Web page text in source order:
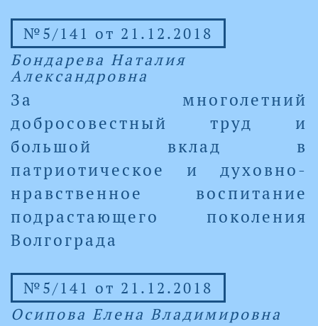
№5/141 от 21.12.2018
Бондарева Наталия
Александровна
За многолетний
добросовестный труд и
большой вклад в
патриотическое и духовно-
нравственное воспитание
подрастающего поколения
Волгограда
№5/141 от 21.12.2018
Осипова Елена Владимировна